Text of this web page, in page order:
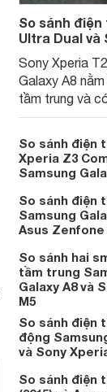
So sánh điện
Ultra Dual và
Sony Xperia
Galaxy A8
tầm trung và
những
thể tham khảo
đây.
So sánh điện
Xperia Z3
Samsung
So sánh điện
Samsung
Asus
So sánh hai
tầm trung
Galaxy A8 và
M5
So sánh điện
động
và Sony
So sánh điện